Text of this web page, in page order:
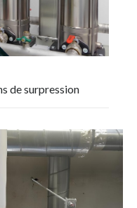
de surpression